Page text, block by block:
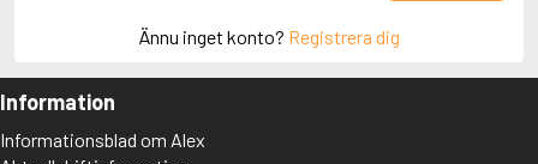
Ännu inget konto? Registrera dig
Information
Informationsblad om Alex